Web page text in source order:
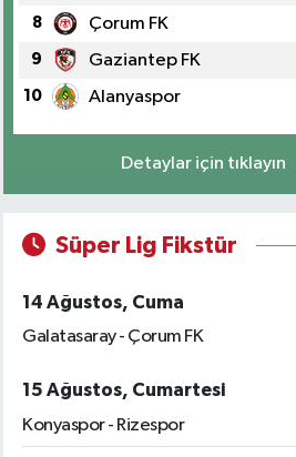
8 Çorum FK
9 Gaziantep FK
10 Alanyaspor
Detaylar için tıklayın
Süper Lig Fikstür
14 Ağustos, Cuma
Galatasaray - Çorum FK
15 Ağustos, Cumartesi
Konyaspor - Rizespor